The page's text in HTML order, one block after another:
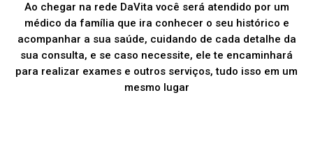
Ao chegar na rede DaVita você será atendido por um
médico da família que ira conhecer o seu histórico e
acompanhar a sua saúde, cuidando de cada detalhe da
sua consulta, e se caso necessite, ele te encaminhará
para realizar exames e outros serviços, tudo isso em um
mesmo lugar